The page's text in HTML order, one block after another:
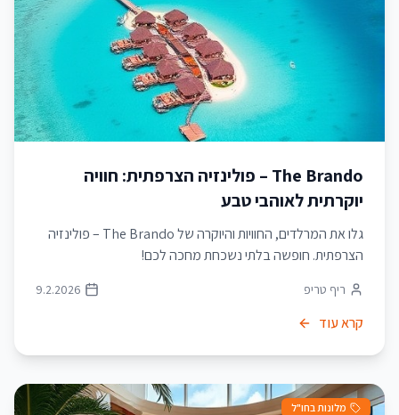
The Brando – פולינזיה הצרפתית: חוויה
יוקרתית לאוהבי טבע
גלו את המרלדים, החוויות והיוקרה של The Brando – פולינזיה
הצרפתית. חופשה בלתי נשכחת מחכה לכם!
ריף טריפ 9.2.2026
קרא עוד
מלונות בחו"ל